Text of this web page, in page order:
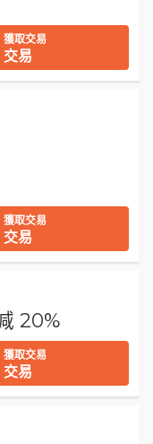
獲取交易
交易
獲取交易
交易
20%
獲取交易
交易